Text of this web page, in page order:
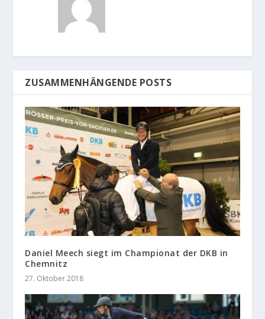
ZUSAMMENHÄNGENDE POSTS
Daniel Meech siegt im Championat der DKB in
Chemnitz
27. Oktober 2018